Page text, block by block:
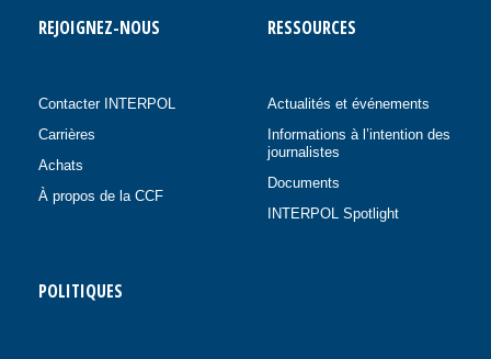
REJOIGNEZ-NOUS
Contacter INTERPOL
Carrières
Achats
À propos de la CCF
RESSOURCES
Actualités et événements
Informations à l’intention des
journalistes
Documents
INTERPOL Spotlight
POLITIQUES